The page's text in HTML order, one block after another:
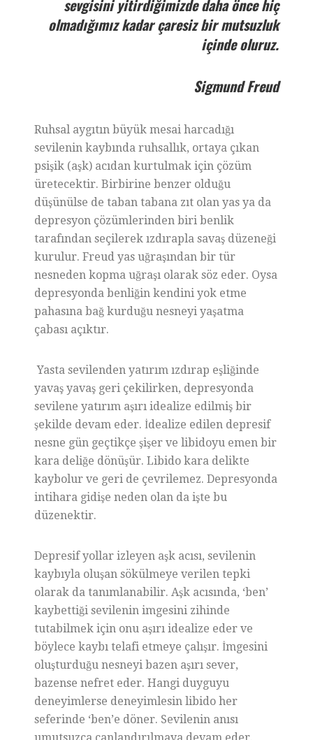
sevgisini yitirdiğimizde daha önce hiç
olmadığımız kadar çaresiz bir mutsuzluk
içinde oluruz.
Sigmund Freud
Ruhsal aygıtın büyük mesai harcadığı
sevilenin kaybında ruhsallık, ortaya çıkan
psişik (aşk) acıdan kurtulmak için çözüm
üretecektir. Birbirine benzer olduğu
düşünülse de taban tabana zıt olan yas ya da
depresyon çözümlerinden biri benlik
tarafından seçilerek ızdırapla savaş düzeneği
kurulur. Freud yas uğraşından bir tür
nesneden kopma uğraşı olarak söz eder. Oysa
depresyonda benliğin kendini yok etme
pahasına bağ kurduğu nesneyi yaşatma
çabası açıktır.
Yasta sevilenden yatırım ızdırap eşliğinde
yavaş yavaş geri çekilirken, depresyonda
sevilene yatırım aşırı idealize edilmiş bir
şekilde devam eder. İdealize edilen depresif
nesne gün geçtikçe şişer ve libidoyu emen bir
kara deliğe dönüşür. Libido kara delikte
kaybolur ve geri de çevrilemez. Depresyonda
intihara gidişe neden olan da işte bu
düzenektir.
Depresif yollar izleyen aşk acısı, sevilenin
kaybıyla oluşan sökülmeye verilen tepki
olarak da tanımlanabilir. Aşk acısında, ‘ben’
kaybettiği sevilenin imgesini zihinde
tutabilmek için onu aşırı idealize eder ve
böylece kaybı telafi etmeye çalışır. İmgesini
oluşturduğu nesneyi bazen aşırı sever,
bazense nefret eder. Hangi duyguyu
deneyimlerse deneyimlesin libido her
seferinde ‘ben’e döner. Sevilenin anısı
umutsuzca canlandırılmaya devam eder.